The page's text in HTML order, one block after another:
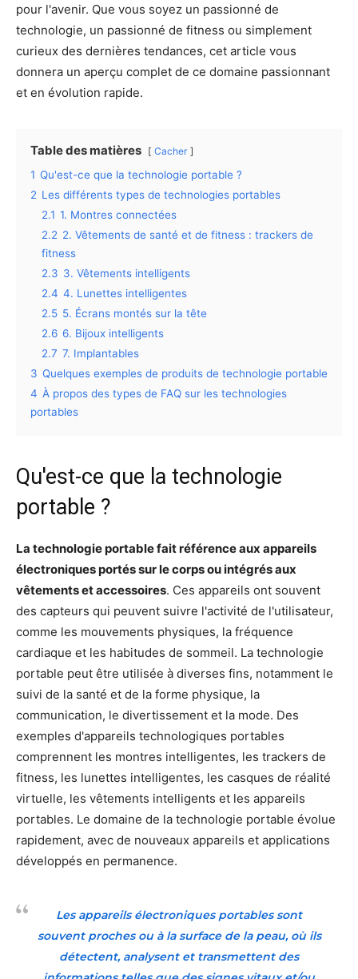
pour l'avenir. Que vous soyez un passionné de
technologie, un passionné de fitness ou simplement
curieux des dernières tendances, cet article vous
donnera un aperçu complet de ce domaine passionnant
et en évolution rapide.
Table des matières Cacher
1 Qu'est-ce que la technologie portable ?
2 Les différents types de technologies portables
2.1 1. Montres connectées
2.2 2. Vêtements de santé et de fitness : trackers de
fitness
2.3 3. Vêtements intelligents
2.4 4. Lunettes intelligentes
2.5 5. Écrans montés sur la tête
2.6 6. Bijoux intelligents
2.7 7. Implantables
3 Quelques exemples de produits de technologie portable
4 À propos des types de FAQ sur les technologies
portables
Qu'est-ce que la technologie
portable ?
La technologie portable fait référence aux appareils
électroniques portés sur le corps ou intégrés aux
vêtements et accessoires. Ces appareils ont souvent
des capteurs qui peuvent suivre l'activité de l'utilisateur,
comme les mouvements physiques, la fréquence
cardiaque et les habitudes de sommeil. La technologie
portable peut être utilisée à diverses fins, notamment le
suivi de la santé et de la forme physique, la
communication, le divertissement et la mode. Des
exemples d'appareils technologiques portables
comprennent les montres intelligentes, les trackers de
fitness, les lunettes intelligentes, les casques de réalité
virtuelle, les vêtements intelligents et les appareils
portables. Le domaine de la technologie portable évolue
rapidement, avec de nouveaux appareils et applications
développés en permanence.
Les appareils électroniques portables sont
souvent proches ou à la surface de la peau, où ils
détectent, analysent et transmettent des